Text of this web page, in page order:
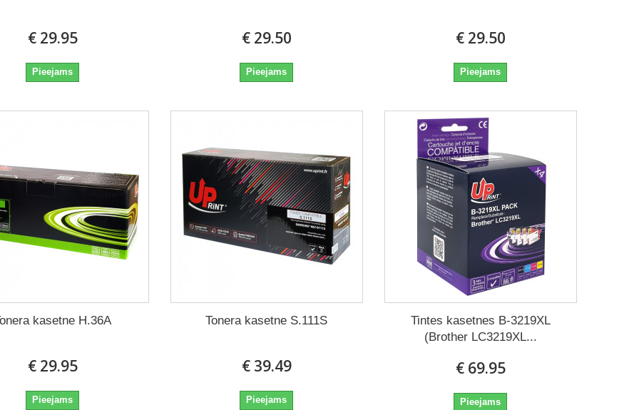
€ 29.95
Pieejams
€ 29.50
Pieejams
€ 29.50
Pieejams
kasetne H.36A
€ 29.95
Pieejams
Tonera kasetne S.111S
€ 39.49
Pieejams
Tintes kasetnes B-3219XL
(Brother LC3219XL...
€ 69.95
Pieejams